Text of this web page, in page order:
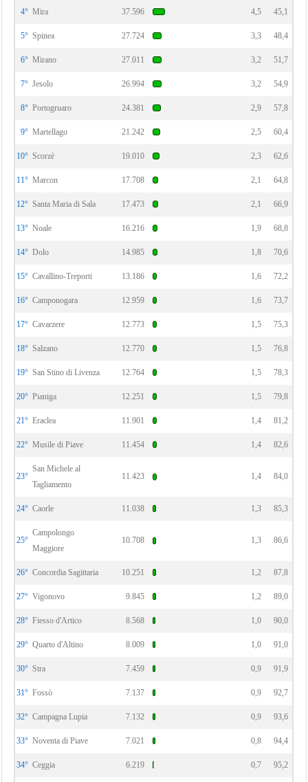
4° Mira 37.596 4,5 45,1
5° Spinea 27.724 3,3 48,4
6° Mirano 27.011 3,2 51,7
7° Jesolo 26.994 3,2 54,9
8° Portogruaro 24.381 2,9 57,8
9° Martellago 21.242 2,5 60,4
10° Scorzè 19.010 2,3 62,6
11° Marcon 17.708 2,1 64,8
12° Santa Maria di Sala 17.473 2,1 66,9
13° Noale 16.216 1,9 68,8
14° Dolo 14.985 1,8 70,6
15° Cavallino-Treporti 13.186 1,6 72,2
16° Camponogara 12.959 1,6 73,7
17° Cavarzere 12.773 1,5 75,3
18° Salzano 12.770 1,5 76,8
19° San Stino di Livenza 12.764 1,5 78,3
20° Pianiga 12.251 1,5 79,8
21° Eraclea 11.901 1,4 81,2
22° Musile di Piave 11.454 1,4 82,6
23°
San Michele al
Tagliamento
11.423 1,4 84,0
24° Caorle 11.038 1,3 85,3
25°
Campolongo
Maggiore
10.708 1,3 86,6
26° Concordia Sagittaria 10.251 1,2 87,8
27° Vigonovo 9.845 1,2 89,0
28° Fiesso d'Artico 8.568 1,0 90,0
29° Quarto d'Altino 8.009 1,0 91,0
30° Stra 7.459 0,9 91,9
31° Fossò 7.137 0,9 92,7
32° Campagna Lupia 7.132 0,9 93,6
33° Noventa di Piave 7.021 0,8 94,4
34° Ceggia 6.219 0,7 95,2